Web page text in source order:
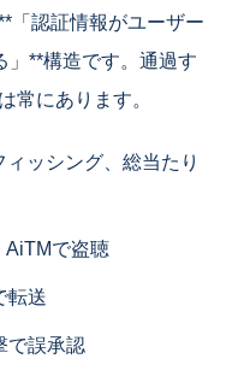
「認証情報がユーザー
」**構造です。通過す
常にあります。
ッシング、総当たり
AiTMで盗聴
転送
で誤承認